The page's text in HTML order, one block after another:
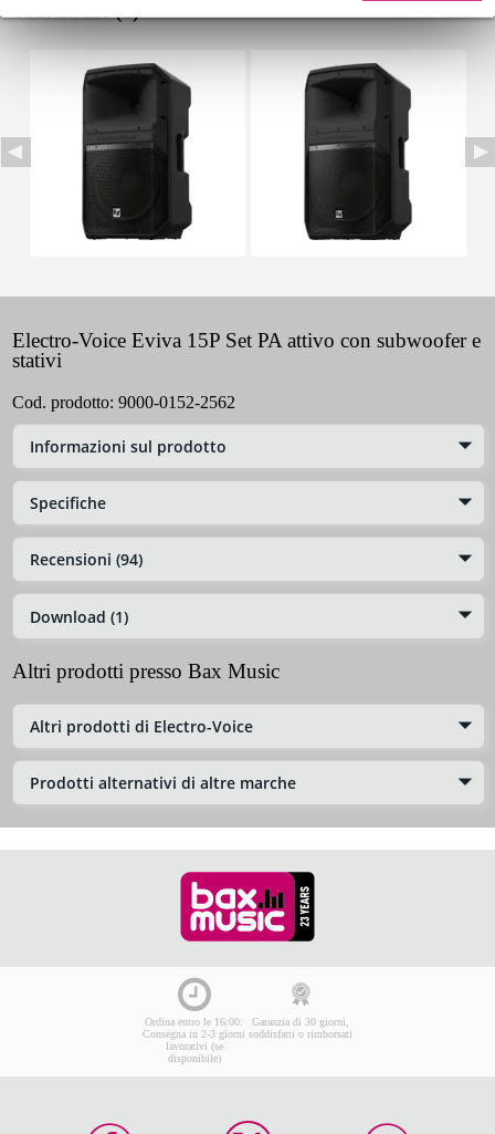
Electro-Voice Eviva 15P Set PA attivo con subwoofer e
stativi
Cod. prodotto: 9000-0152-2562
Informazioni sul prodotto
Specifiche
Recensioni (94)
Download (1)
Altri prodotti presso Bax Music
Altri prodotti di Electro-Voice
Prodotti alternativi di altre marche
Ordina entro le 16:00:
Consegna in 2-3 giorni
lavorativi (se
disponibile)
Garanzia di 30 giorni,
soddisfatti o rimborsati